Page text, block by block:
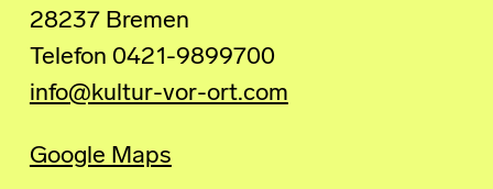
28237 Bremen
Telefon 0421-9899700
info@kultur-vor-ort.com
Google Maps